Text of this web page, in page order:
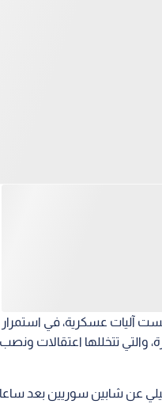
آليات عسكرية، في استمرار
تتخللها اعتقالات ونصب
عن شابين سوريين بعد